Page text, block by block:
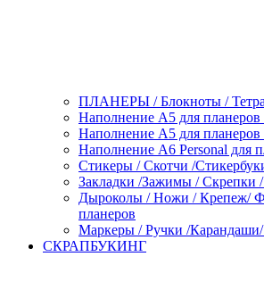
ПЛАНЕРЫ / Блокноты /
Наполнение А5 для планеров
Наполнение А5 для планеров
Наполнение А6 Personal для
Стикеры / Скотчи /
Закладки /Зажимы / Скрепки
Дыроколы / Ножи / Крепеж/
планеров
Маркеры / Ручки /
СКРАПБУКИНГ